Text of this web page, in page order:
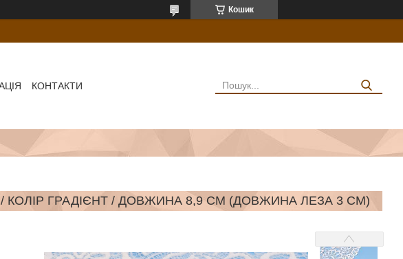
Кошик
КОНТАКТИ
/ КОЛІР ГРАДІЄНТ / ДОВЖИНА 8,9 СМ (ДОВЖИНА ЛЕЗА 3 СМ)